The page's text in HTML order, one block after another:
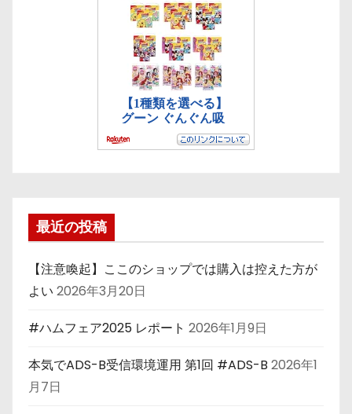
最近の投稿
【注意喚起】ここのショップでは購入は控えた方が
よい 2026年3月20日
#ハムフェア2025 レポート 2026年1月9日
本気でADS-B受信環境運用 第1回 #ADS-B 2026年1
月7日